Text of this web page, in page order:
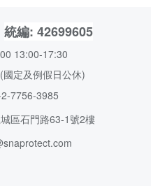
統編: 42699605
13:00-17:30
及例假日公休)
7756-3985
區石門路63-1號2樓